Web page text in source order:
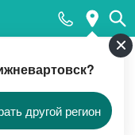
другой регион